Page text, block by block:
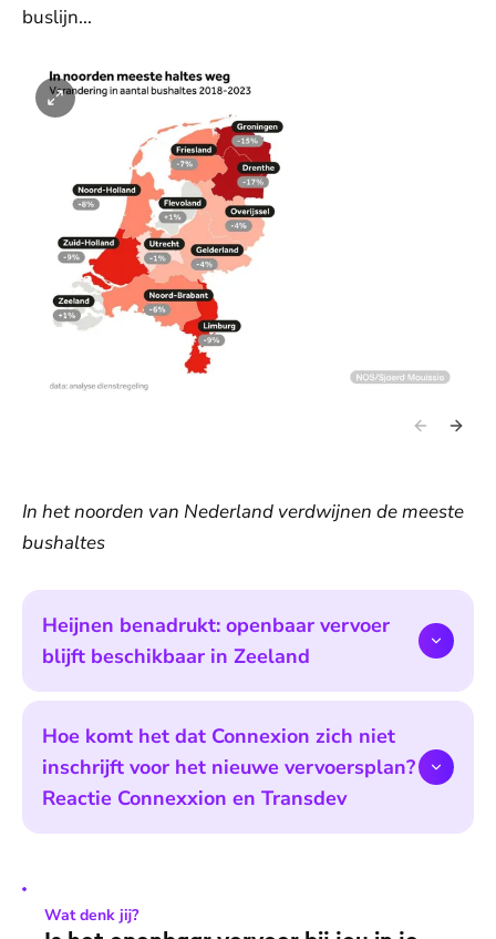
buslijn...
In het noorden van Nederland verdwijnen de meeste
bushaltes
Heijnen benadrukt: openbaar vervoer
blijft beschikbaar in Zeeland
Hoe komt het dat Connexion zich niet
inschrijft voor het nieuwe vervoersplan?
Reactie Connexxion en Transdev
Wat denk jij?